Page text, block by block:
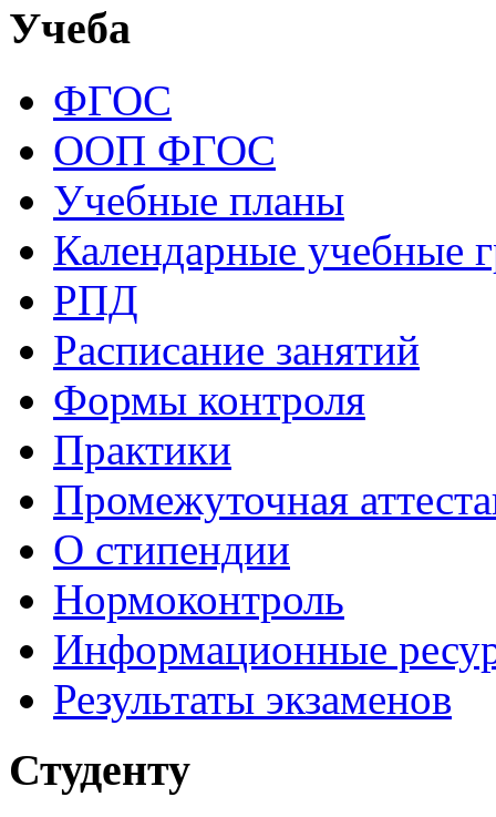
Учеба
ФГОС
ООП ФГОС
Учебные планы
Календарные учебные
РПД
Расписание занятий
Формы контроля
Практики
Промежуточная
О стипендии
Нормоконтроль
Информационные
Результаты экзаменов
Студенту